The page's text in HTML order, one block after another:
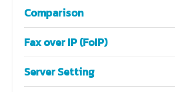
Comparison
Fax over IP (FoIP)
Server Setting